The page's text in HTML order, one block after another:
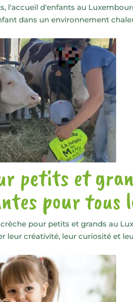
l'accueil d'enfants au
dans un environnement
petits et
pour tous
pour petits et grands au
leur créativité, leur curiosité et